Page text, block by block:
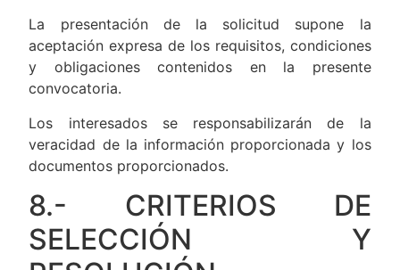
La presentación de la solicitud supone la
aceptación expresa de los requisitos, condiciones
y obligaciones contenidos en la presente
convocatoria.
Los interesados se responsabilizarán de la
veracidad de la información proporcionada y los
documentos proporcionados.
8.- CRITERIOS DE
SELECCIÓN Y